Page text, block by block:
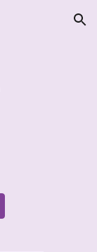
Skip to navigation